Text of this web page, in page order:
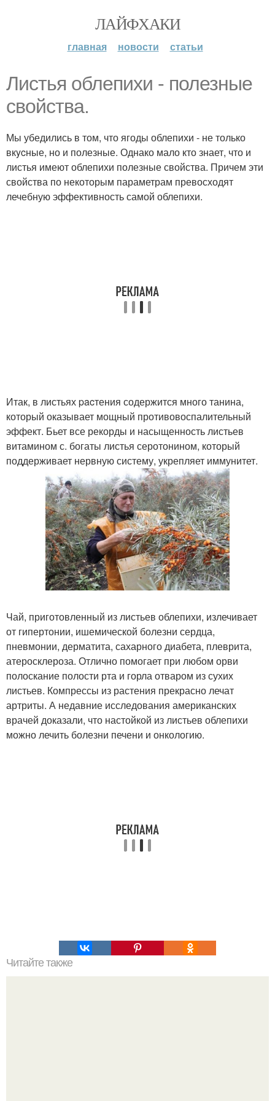
ЛАЙФХАКИ
главная новости статьи
Листья облeпихи - полезные
свойства.
Мы убедились в том, что ягоды облепихи - не только
вкycные, но и полезные. Однако мало кто знает, что и
листья имеют облепихи полезные свойства. Причем эти
свойства по некоторым параметрам превосходят
лечебную эффективность самой облепихи.
Итак, в листьях pacтения содержится много танина,
который оказывает мощный противовоспалительный
эффект. Бьет все рекорды и насыщенность листьев
витамином с. богаты листья серотонином, который
поддерживает нервную систему, укрепляет иммунитет.
Чай, приготовленный из листьев облепихи, излечивает
от гипертонии, ишемической болезни сердца,
пневмонии, дерматита, сахарного диабета, плеврита,
атеросклероза. Отлично помогает при любом орви
полоскание полости рта и горла отваром из сухих
листьев. Компрессы из растения прекрасно лечат
артриты. А недавние исследования американских
врачей доказали, что настойкой из листьев облепихи
можно лечить болезни печени и онкологию.
Читайте также